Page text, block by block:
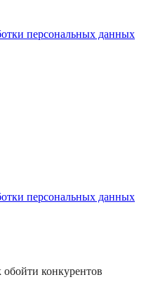
персональных данных
персональных данных
конкурентов